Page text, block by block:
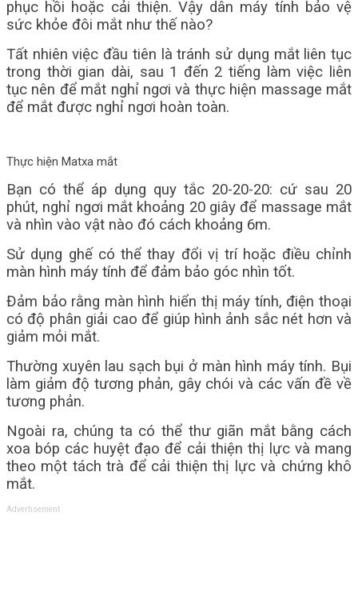
phục hồi hoặc cải thiện. Vậy dân máy tính bảo vệ
sức khỏe đôi mắt như thế nào?
Tất nhiên việc đầu tiên là tránh sử dụng mắt liên tục
trong thời gian dài, sau 1 đến 2 tiếng làm việc liên
tục nên để mắt nghỉ ngơi và thực hiện massage mắt
để mắt được nghỉ ngơi hoàn toàn.
Thực hiện Matxa mắt
Bạn có thể áp dụng quy tắc 20-20-20: cứ sau 20
phút, nghỉ ngơi mắt khoảng 20 giây để massage mắt
và nhìn vào vật nào đó cách khoảng 6m.
Sử dụng ghế có thể thay đổi vị trí hoặc điều chỉnh
màn hình máy tính để đảm bảo góc nhìn tốt.
Đảm bảo rằng màn hình hiển thị máy tính, điện thoại
có độ phân giải cao để giúp hình ảnh sắc nét hơn và
giảm mỏi mắt.
Thường xuyên lau sạch bụi ở màn hình máy tính. Bụi
làm giảm độ tương phản, gây chói và các vấn đề về
tương phản.
Ngoài ra, chúng ta có thể thư giãn mắt bằng cách
xoa bóp các huyệt đạo để cải thiện thị lực và mang
theo một tách trà để cải thiện thị lực và chứng khô
mắt.
Advertisement